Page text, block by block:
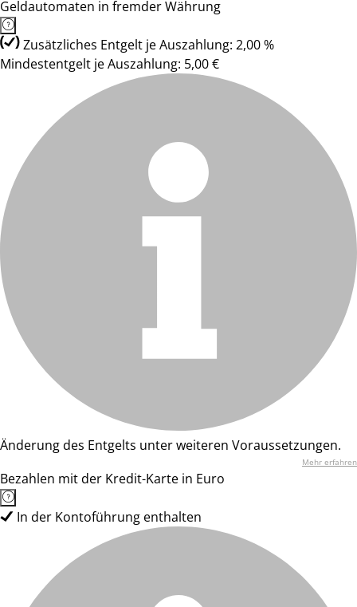
Geldautomaten in fremder Währung
Zusätzliches Entgelt je Auszahlung: 2,00 %
Mindestentgelt je Auszahlung: 5,00 €
Änderung des Entgelts unter weiteren Voraussetzungen.
Mehr erfahren
Bezahlen mit der Kredit-Karte in Euro
In der Kontoführung enthalten